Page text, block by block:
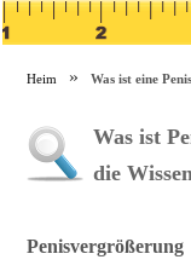
Heim Was ist eine
Was ist
die
Penisvergrößerung